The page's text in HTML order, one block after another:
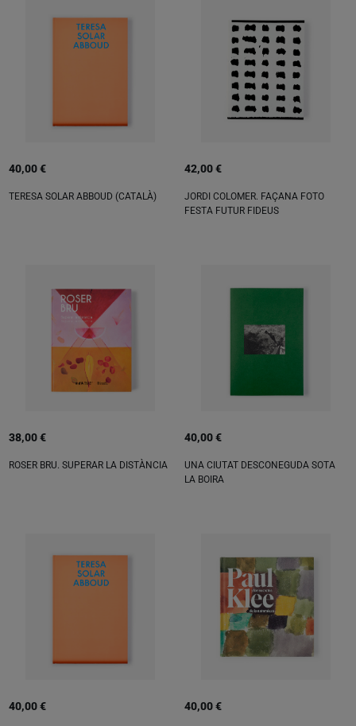
40,00 €
TERESA SOLAR ABBOUD (CATALÀ)
42,00 €
JORDI COLOMER. FAÇANA FOTO
FESTA FUTUR FIDEUS
38,00 €
ROSER BRU. SUPERAR LA DISTÀNCIA
40,00 €
UNA CIUTAT DESCONEGUDA SOTA
LA BOIRA
40,00 € 40,00 €